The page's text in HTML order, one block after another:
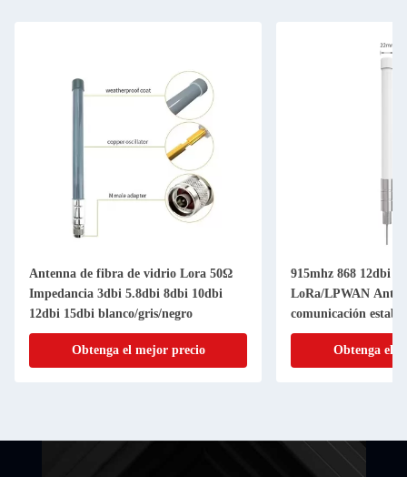
Antenna de fibra de vidrio Lora 50Ω
Impedancia 3dbi 5.8dbi 8dbi 10dbi
12dbi 15dbi blanco/gris/negro
Obtenga el mejor precio
915mhz 868 12dbi
LoRa/LPWAN
comunicación
Obtenga el